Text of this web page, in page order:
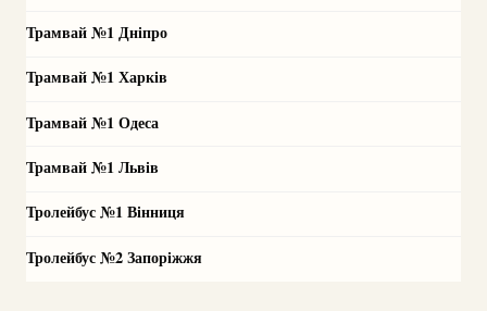
Трамвай №1 Дніпро
Трамвай №1 Харків
Трамвай №1 Одеса
Трамвай №1 Львів
Тролейбус №1 Вінниця
Тролейбус №2 Запоріжжя